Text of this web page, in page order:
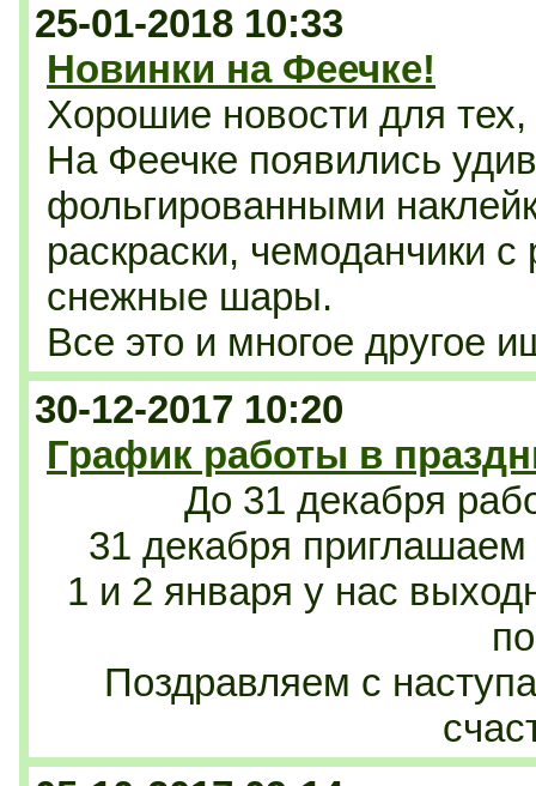
25-01-2018 10:33
Новинки на Феечке!
Хорошие новости для
На Феечке появились
фольгированными
раскраски, чемоданчики
снежные шары.
Все это и многое другое
30-12-2017 10:20
График работы в
До 31 декабря
31 декабря
1 и 2 января у нас
Поздравляем с